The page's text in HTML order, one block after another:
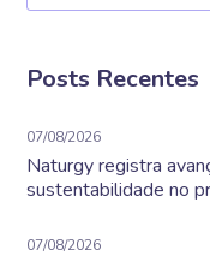
Posts Recentes
07/08/2026
Naturgy registra
sustentabilidade no
07/08/2026